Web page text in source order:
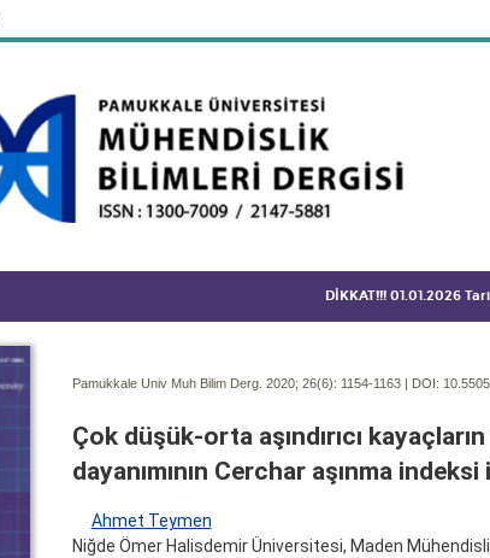
DİKKAT!!! 01.01.2026
Pamukkale Univ Muh Bilim Derg. 2020; 26(6): 1154-1163 | DOI:
Çok düşük-orta aşındırıcı
dayanımının Cerchar aşınma
Ahmet Teymen
Niğde Ömer Halisdemir Üniversitesi, Maden